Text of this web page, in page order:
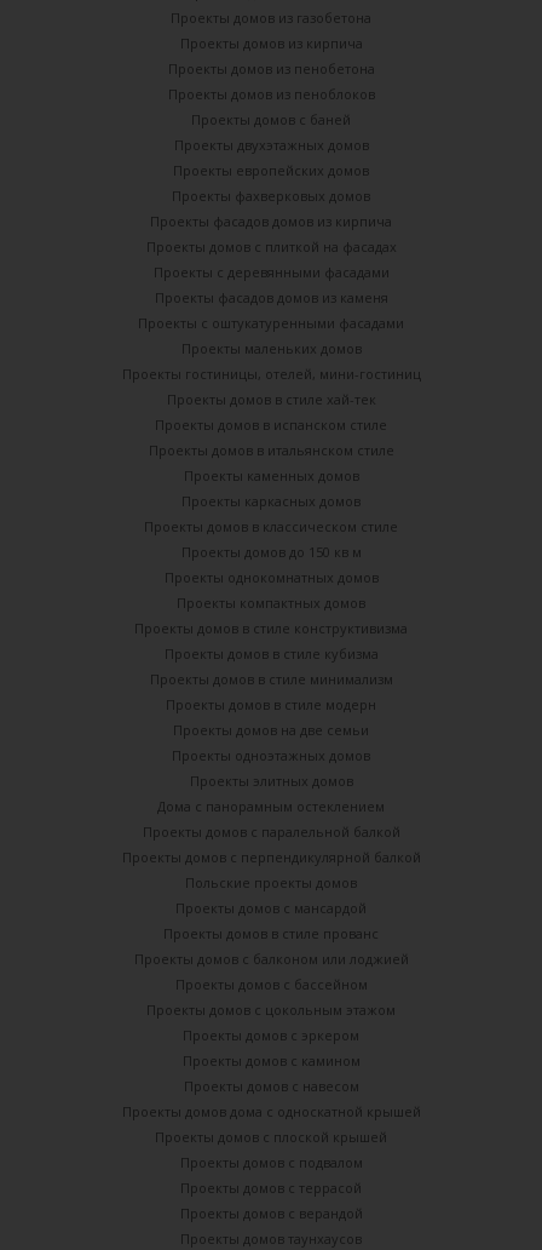
Проекты домов из газобетона
Проекты домов из кирпича
Проекты домов из пенобетона
Проекты домов из пеноблоков
Проекты домов с баней
Проекты двухэтажных домов
Проекты европейских домов
Проекты фахверковых домов
Проекты фасадов домов из кирпича
Проекты домов с плиткой на фасадах
Проекты с деревянными фасадами
Проекты фасадов домов из каменя
Проекты с оштукатуренными фасадами
Проекты маленьких домов
Проекты гостиницы, отелей, мини-гостиниц
Проекты домов в стиле хай-тек
Проекты домов в испанском стиле
Проекты домов в итальянском стиле
Проекты каменных домов
Проекты каркасных домов
Проекты домов в классическом стиле
Проекты домов до 150 кв м
Проекты однокомнатных домов
Проекты компактных домов
Проекты домов в стиле конструктивизма
Проекты домов в стиле кубизма
Проекты домов в стиле минимализм
Проекты домов в стиле модерн
Проекты домов на две семьи
Проекты одноэтажных домов
Проекты элитных домов
Дома с панорамным остеклением
Проекты домов с паралельной балкой
Проекты домов с перпендикулярной балкой
Польские проекты домов
Проекты домов с мансардой
Проекты домов в стиле прованс
Проекты домов с балконом или лоджией
Проекты домов с бассейном
Проекты домов с цокольным этажом
Проекты домов с эркером
Проекты домов с камином
Проекты домов с навесом
Проекты домов дома с односкатной крышей
Проекты домов с плоской крышей
Проекты домов с подвалом
Проекты домов с террасой
Проекты домов с верандой
Проекты домов таунхаусов